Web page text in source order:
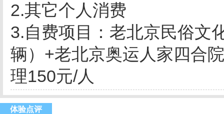
2.其它个人消费
3.自费项目：老北京民俗文
辆）+老北京奥运人家四合
理150元/人
体验点评